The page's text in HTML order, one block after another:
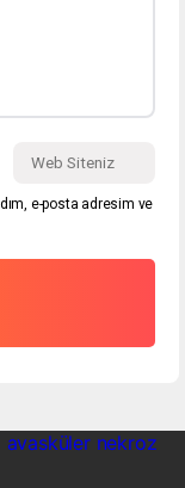
e-posta adresim ve
avasküler nekroz